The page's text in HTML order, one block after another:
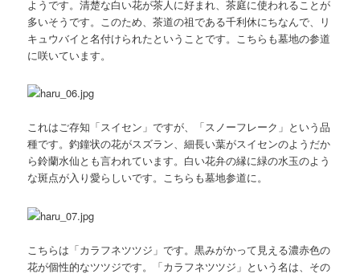
ようです。清楚な白い花が茶人に好まれ、茶庭に使われることが
多いそうです。このため、茶道の祖である千利休にちなんで、リ
キュウバイと名付けられたということです。こちらも墓地の参道
に咲いています。
これはご存知「スイセン」ですが、「スノーフレーク」という品
種です。釣鐘状の花がスズラン、細長い葉がスイセンのようだか
ら鈴蘭水仙とも言われています。白い花弁の縁に緑の水玉のよう
な斑点が入り愛らしいです。こちらも墓地参道に。
こちらは「カラフネツツジ」です。黒みがかって見える濃赤色の
花が個性的なツツジです。「カラフネツツジ」という名は、その